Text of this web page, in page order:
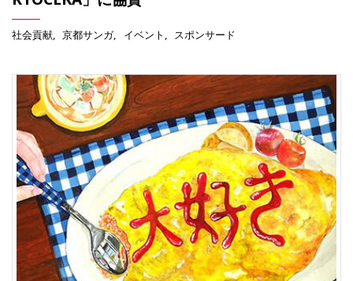
社会貢献 京都サンガ イベント スポンサード